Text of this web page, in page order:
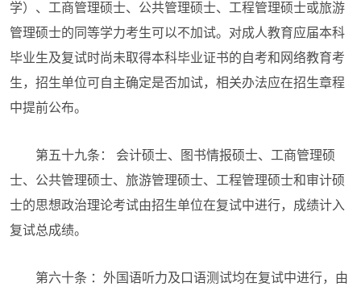
学）、工商管理硕士、公共管理硕士、工程管理硕士或旅游
管理硕士的同等学力考生可以不加试。对成人教育应届本科
毕业生及复试时尚未取得本科毕业证书的自考和网络教育考
生，招生单位可自主确定是否加试，相关办法应在招生章程
中提前公布。
第五十九条： 会计硕士、图书情报硕士、工商管理硕
士、公共管理硕士、旅游管理硕士、工程管理硕士和审计硕
士的思想政治理论考试由招生单位在复试中进行，成绩计入
复试总成绩。
第六十条 ：外国语听力及口语测试均在复试中进行，由